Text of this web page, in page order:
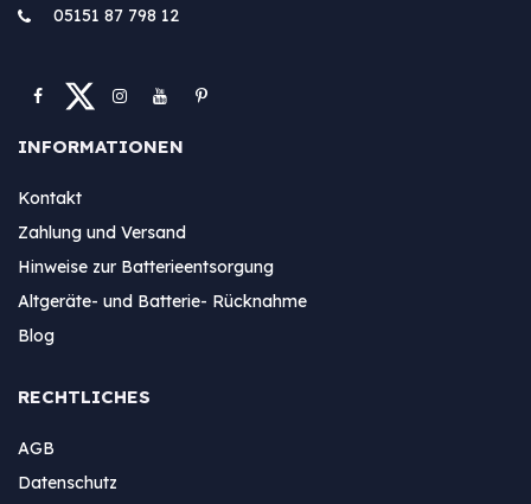
05151 87 798 12
INFORMATIONEN
Kontakt
Zahlung und Versand
Hinweise zur Batterieentsorgung
Altgeräte- und Batterie- Rücknahme
Blog
RECHTLICHES
AGB
Datenschutz